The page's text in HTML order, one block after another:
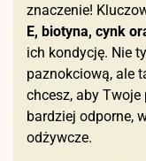
znaczenie!
E, biotyna, cynk
ich kondycję. Nie
paznokciową, ale
chcesz, aby Twoje
bardziej odporne,
odżywcze.